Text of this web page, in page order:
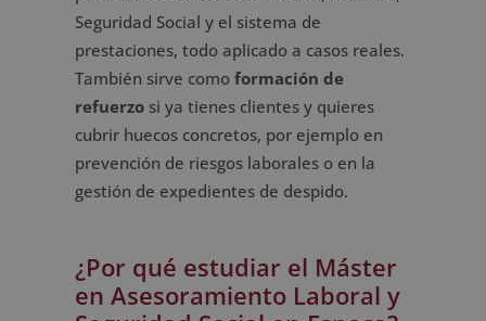
Seguridad Social y el sistema de
prestaciones, todo aplicado a casos reales.
También sirve como formación de
refuerzosi ya tienes clientes y quieres
cubrir huecos concretos, por ejemplo en
prevención de riesgos laborales o en la
gestión de expedientes de despido.
¿Por qué estudiar el Máster
en Asesoramiento Laboral y